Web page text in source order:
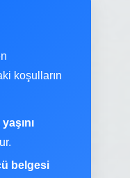
koşulların
belgesi